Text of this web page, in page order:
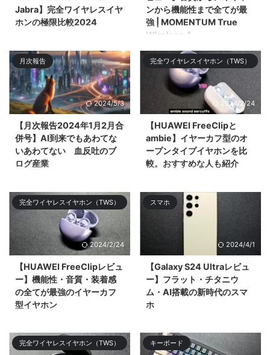
Jabra】完全ワイヤレスイヤ
ホンの極限比較2024
完全ワイヤレスイヤホン
「SENNHEISER MOMENTUM
True Wireless 4」「SONY WF-
1000XM5 ...
ンから機能性まで全てが最
強 | MOMENTUM True
Wireless 4
今回は2024年のNo.1候補である
フラグシップ完全ワイヤレスイヤ
ホン「SENNHEISER
MOMENTUM Tru ...
月次報告
2024/5/3
【月次報告2024年1月2月合
併号】AI到来でもあわてな
いあわてない 血反吐のブ
ログ産業
次報告を合算して振り返りや感じ
たことをツ& ...
完全ワイヤレスイヤホン（TWS）
2024/2/24
【HUAWEI FreeClipと
ambie】イヤーカフ型のオ
ープンタイプイヤホンを比
較。おすすめな人も紹介
「ambie AM-TW01」と2024年
登場の「HUAWEI FreeClip」を比
較してどち ...
完全ワイヤレスイヤホン（TWS）
2024/2/24
【HUAWEI FreeClipレビュ
ー】機能性・音質・装着感
の全てが最強のイヤーカフ
型イヤホン
11,749%の超絶大成功を記録した
オープンタイプ（&# ...
スマホ
2024/4/1
【Galaxy S24 Ultraレビュ
ー】フラット・チタニウ
ム・AI搭載の新時代のスマ
ホ
スマホ「Galaxy S24 Ultra」をレ
ビューする。大まかなデザ ...
完全ワイヤレスイヤホン（TWS） キーボード